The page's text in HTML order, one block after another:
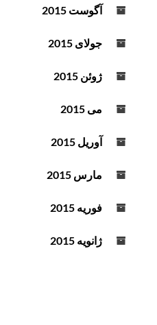
آگوست 2015
جولای 2015
ژوئن 2015
می 2015
آوریل 2015
مارس 2015
فوریه 2015
ژانویه 2015